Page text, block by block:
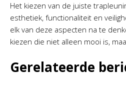
Het kiezen van de juiste
esthetiek, functionaliteit en
elk van deze aspecten na te
kiezen die niet alleen mooi is,
Gerelateerde